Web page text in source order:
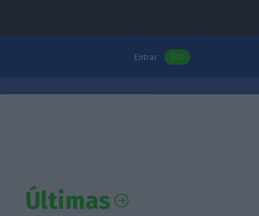
Entrar ECO
Últimas